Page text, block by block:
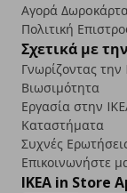
Αγορά
Πολιτική
Σχετικά με
Γνωρίζοντας την
Βιωσιμότητα
Εργασία στην
Καταστήματα
Συχνές
Επικοινωνήστε
IKEA in Store